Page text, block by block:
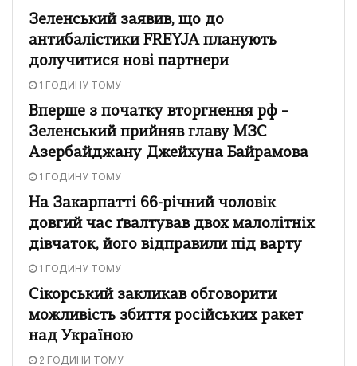
Зеленський заявив, що до
антибалістики FREYJA планують
долучитися нові партнери
1 ГОДИНУ ТОМУ
Вперше з початку вторгнення рф –
Зеленський прийняв главу МЗС
Азербайджану Джейхуна Байрамова
1 ГОДИНУ ТОМУ
На Закарпатті 66-річний чоловік
довгий час ґвалтував двох малолітніх
дівчаток, його відправили під варту
1 ГОДИНУ ТОМУ
Сікорський закликав обговорити
можливість збиття російських ракет
над Україною
2 ГОДИНИ ТОМУ